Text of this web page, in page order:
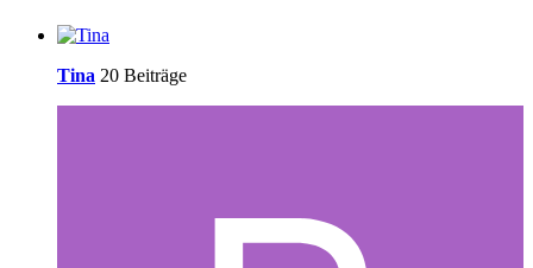
Tina 20 Beiträge